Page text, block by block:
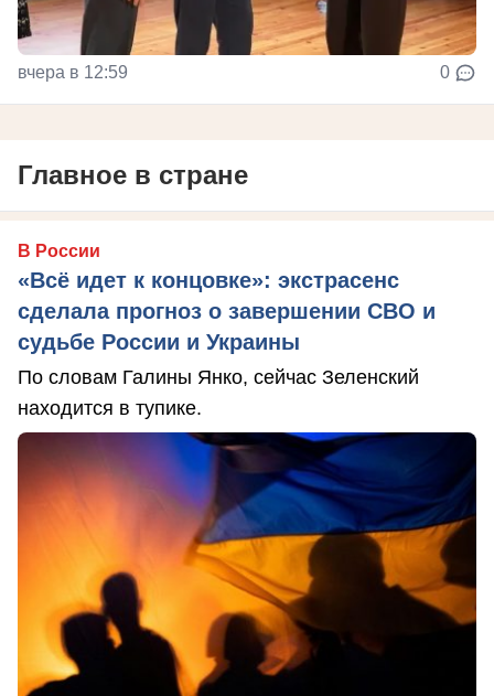
вчера в 12:59 0
Главное в стране
В России
«Всё идет к концовке»: экстрасенс
сделала прогноз о завершении СВО и
судьбе России и Украины
По словам Галины Янко, сейчас Зеленский
находится в тупике.